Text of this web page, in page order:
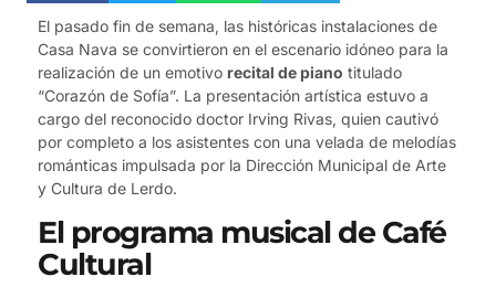
El pasado fin de semana, las históricas instalaciones de
Casa Nava se convirtieron en el escenario idóneo para la
realización de un emotivo recital de piano titulado
“Corazón de Sofía”. La presentación artística estuvo a
cargo del reconocido doctor Irving Rivas, quien cautivó
por completo a los asistentes con una velada de melodías
románticas impulsada por la Dirección Municipal de Arte
y Cultura de Lerdo.
El programa musical de Café
Cultural